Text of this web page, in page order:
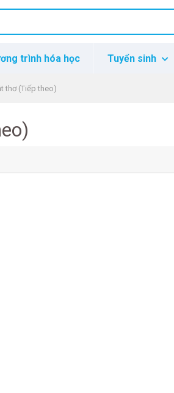
trình hóa học Tuyển sinh
thơ (Tiếp theo)